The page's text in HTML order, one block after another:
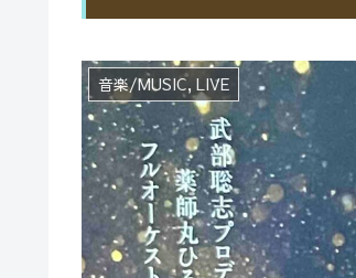
音楽/MUSIC, LIVE